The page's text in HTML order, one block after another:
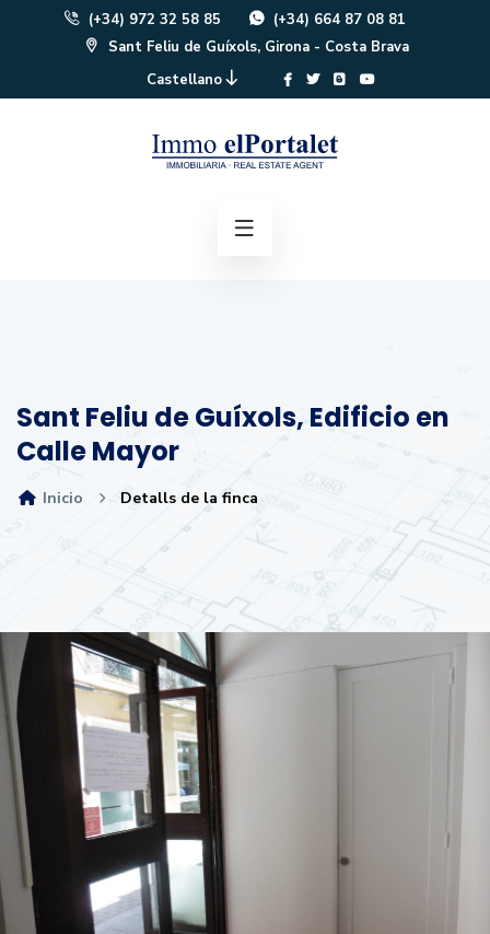
(+34) 972 32 58 85
(+34) 664 87 08 81
Sant Feliu de Guíxols, Girona - Costa Brava
Castellano
Sant Feliu de Guíxols, Edificio en
Calle Mayor
Inicio Detalls de la finca